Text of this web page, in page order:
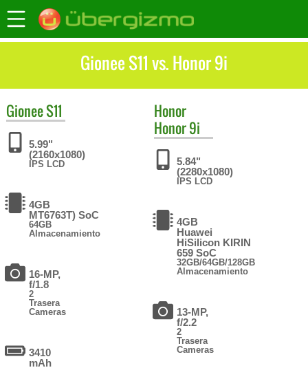
Gionee S11 vs. Honor 9i
GioneeS11
5.99"
(2160x1080)
IPS LCD
4GB
MT6763T) SoC
64GB
Almacenamiento
16-MP,
f/1.8
2
Trasera
Cameras
3410
mAh
Honor
Honor 9i
5.84"
(2280x1080)
IPS LCD
4GB
Huawei
HiSilicon KIRIN
659 SoC
32GB/64GB/128GB
Almacenamiento
13-MP,
f/2.2
2
Trasera
Cameras